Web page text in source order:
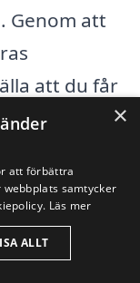
Genom att
att du får
Här är
där
×
att förbättra
samtycker
Läs mer
ALLT